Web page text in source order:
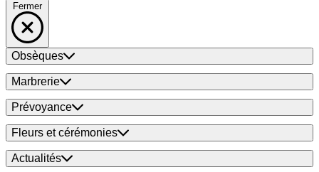
Fermer
Obsèques
Marbrerie
Prévoyance
Fleurs et cérémonies
Actualités